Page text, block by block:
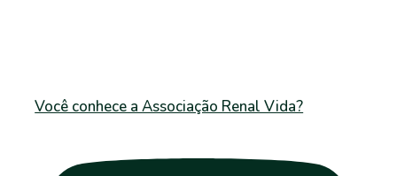
Você conhece a Associação Renal Vida?